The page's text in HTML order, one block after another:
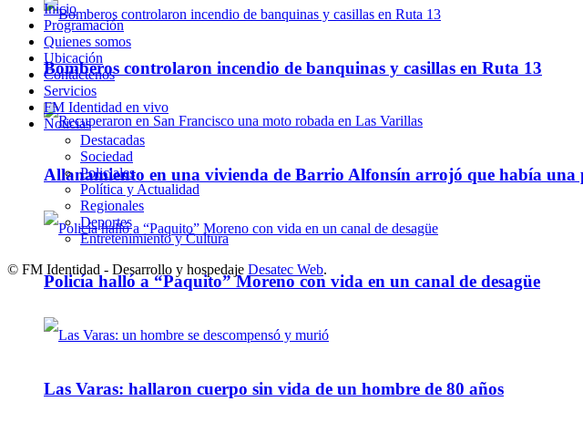
Bomberos controlaron incendio de banquinas y casillas en Ruta 13
Allanamiento en una vivienda de Barrio Alfonsín arrojó que había
Policía halló a “Paquito” Moreno con vida en un canal de desagüe
Las Varas: hallaron cuerpo sin vida de un hombre de 80 años
Inicio
Programación
Quienes somos
Ubicación
Contáctenos
Servicios
FM Identidad en vivo
Noticias
Destacadas
Sociedad
Policiales
Política y Actualidad
Regionales
Deportes
Entretenimiento y Cultura
© FM Identidad - Desarrollo y hospedaje Desatec Web.